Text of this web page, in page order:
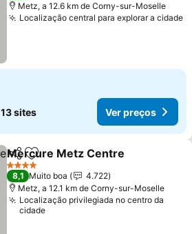
Metz, a 12.6 km de Corny-sur-Moselle
Localização central para explorar a cidade
13 sites Ver preços
PartilharAdicionar aos favoritos
Mercure Metz Centre
4 Estrelas
8,1 Muito boa
4.722
Metz, a 12.1 km de Corny-sur-Moselle
Localização privilegiada no centro da
cidade